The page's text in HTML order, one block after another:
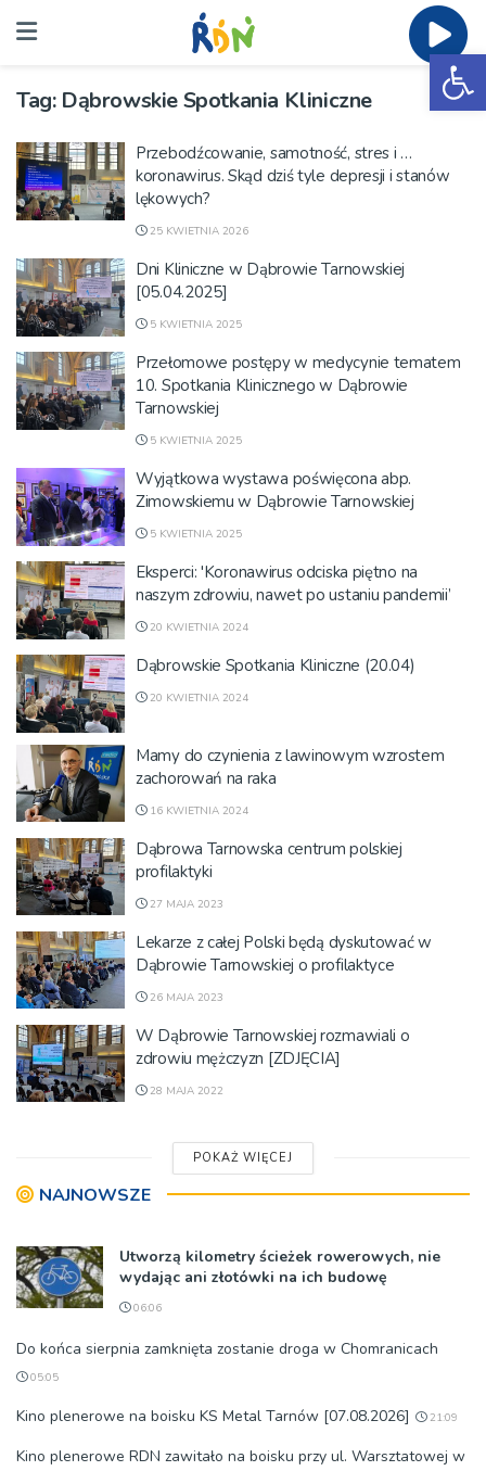
Tag: Dąbrowskie Spotkania Kliniczne
Przebodźcowanie, samotność, stres i …
koronawirus. Skąd dziś tyle depresji i stanów
lękowych?
25 KWIETNIA 2026
Dni Kliniczne w Dąbrowie Tarnowskiej
[05.04.2025]
5 KWIETNIA 2025
Przełomowe postępy w medycynie tematem
10. Spotkania Klinicznego w Dąbrowie
Tarnowskiej
5 KWIETNIA 2025
Wyjątkowa wystawa poświęcona abp.
Zimowskiemu w Dąbrowie Tarnowskiej
5 KWIETNIA 2025
Eksperci: 'Koronawirus odciska piętno na
naszym zdrowiu, nawet po ustaniu pandemii’
20 KWIETNIA 2024
Dąbrowskie Spotkania Kliniczne (20.04)
20 KWIETNIA 2024
Mamy do czynienia z lawinowym wzrostem
zachorowań na raka
16 KWIETNIA 2024
Dąbrowa Tarnowska centrum polskiej
profilaktyki
27 MAJA 2023
Lekarze z całej Polski będą dyskutować w
Dąbrowie Tarnowskiej o profilaktyce
26 MAJA 2023
W Dąbrowie Tarnowskiej rozmawiali o
zdrowiu mężczyzn [ZDJĘCIA]
28 MAJA 2022
POKAŻ WIĘCEJ
NAJNOWSZE
Utworzą kilometry ścieżek rowerowych, nie
wydając ani złotówki na ich budowę
06:06
Do końca sierpnia zamknięta zostanie droga w Chomranicach
05:05
Kino plenerowe na boisku KS Metal Tarnów [07.08.2026] 21:09
Kino plenerowe RDN zawitało na boisku przy ul. Warsztatowej w